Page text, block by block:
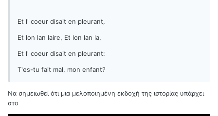
Et l' coeur disait en pleurant,
Et lon lan laire, Et lon lan la,
Et l' coeur disait en pleurant:
T'es-tu fait mal, mon enfant?
Να σημειωθεί ότι μια μελοποιημένη εκδοχή της ιστορίας υπάρχει
στο